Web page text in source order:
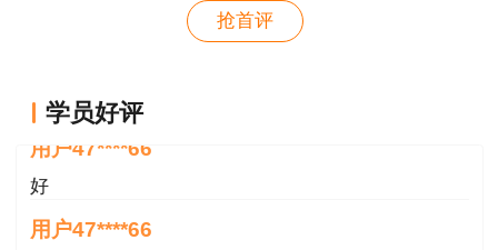
抢首评
学员好评
用户47****66
用户47****66
好